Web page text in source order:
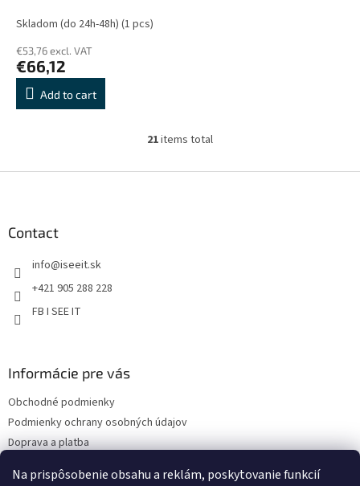
Na prispôsobenie obsahu a reklám, poskytovanie funkcií
Skladom (do 24h-48h) (1 pcs)
€53,76 excl. VAT
€66,12
Add to cart
L
s
21items total
Contact
info@iseeit.sk
+421 905 288 228
FB I SEE IT
Informácie pre vás
Obchodné podmienky
Podmienky ochrany osobných údajov
Doprava a platba
Kontakty